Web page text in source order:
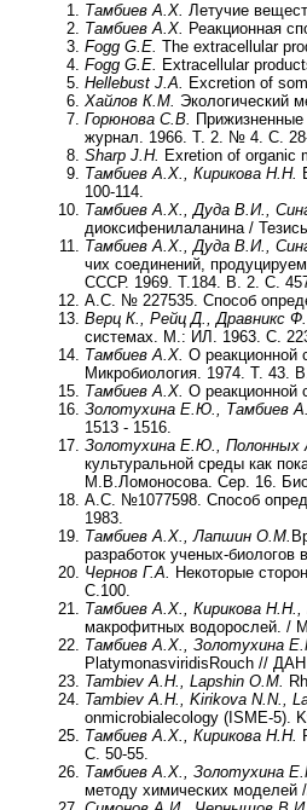
Тамбиев А.Х. Летучие
Тамбиев А.Х. Реакционная
Fogg G.E. The extracellular
Fogg G.E. Extracellular
Hellebust J.A. Excretion of
Хайлов К.М. Экологический
Горюнова С.В.
журнал. 1966. Т. 2. № 4. С.
Sharp J.H. Exretion of organic
Тамбиев А.Х., Кирикова Н.Н.
100-114.
Тамбиев А.Х., Дуда В.И.,
диоксифенилаланина /
Тамбиев А.Х., Дуда В.И.,
чих соединений,
СССР. 1969. Т.184. В. 2. С.
А.С. № 227535. Способ
Верц К., Рейц Д., Дравникс Ф.
системах. М.: ИЛ. 1963. С.
Тамбиев А.Х. О реакционной
Микробиология. 1974. Т. 43.
Тамбиев А.Х. О реакционной
Золотухина Е.Ю., Тамбиев
1513 - 1516.
Золотухина Е.Ю., Полонных
культуральной среды как
М.В.Ломоносова. Сер. 16.
А.С. №1077598. Способ
1983.
Тамбиев А.Х., Лапшин О.М.
разработок ученых-
Чернов Г.А. Некоторые
С.100.
Тамбиев А.Х., Кирикова Н.Н.,
макрофитных водорослей. /
Тамбиев А.Х., Золотухина
PlatymonasviridisRouch //
Tambiev A.H., Lapshin O.M.
Tambiev A.H., Kirikova N.N.,
onmicrobialecology (ISME-5).
Тамбиев А.Х., Кирикова Н.Н.
C. 50-55.
Тамбиев А.Х., Золотухина
методу химических моделей